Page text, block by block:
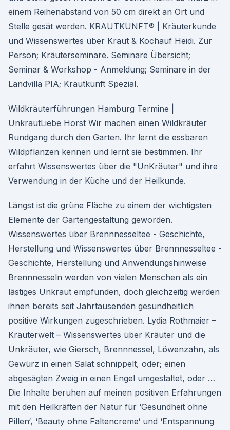
einem Reihenabstand von 50 cm direkt an Ort und
Stelle gesät werden. KRAUTKUNFT® | Kräuterkunde
und Wissenswertes über Kraut & Kochauf Heidi. Zur
Person; Kräuterseminare. Seminare Übersicht;
Seminar & Workshop - Anmeldung; Seminare in der
Landvilla PIA; Krautkunft Spezial.
Wildkräuterführungen Hamburg Termine |
UnkrautLiebe Horst Wir machen einen Wildkräuter
Rundgang durch den Garten. Ihr lernt die essbaren
Wildpflanzen kennen und lernt sie bestimmen. Ihr
erfahrt Wissenswertes über die "UnKräuter" und ihre
Verwendung in der Küche und der Heilkunde.
Längst ist die grüne Fläche zu einem der wichtigsten
Elemente der Gartengestaltung geworden.
Wissenswertes über Brennnesseltee - Geschichte,
Herstellung und Wissenswertes über Brennnesseltee -
Geschichte, Herstellung und Anwendungshinweise
Brennnesseln werden von vielen Menschen als ein
lästiges Unkraut empfunden, doch gleichzeitig werden
ihnen bereits seit Jahrtausenden gesundheitlich
positive Wirkungen zugeschrieben. Lydia Rothmaier –
Kräuterwelt – Wissenswertes über Kräuter und die
Unkräuter, wie Giersch, Brennnessel, Löwenzahn, als
Gewürz in einen Salat schnippelt, oder; einen
abgesägten Zweig in einen Engel umgestaltet, oder …
Die Inhalte beruhen auf meinen positiven Erfahrungen
mit den Heilkräften der Natur für ‘Gesundheit ohne
Pillen‘, ‘Beauty ohne Faltencreme‘ und ‘Entspannung